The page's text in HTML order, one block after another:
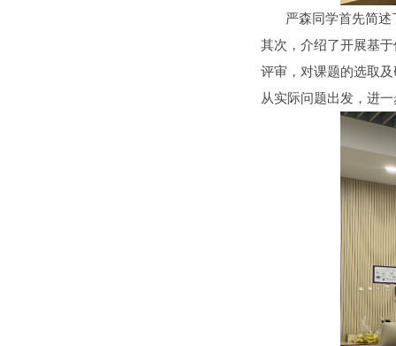
严森同学首先简述了
其次，介绍了开展基
评审，对课题的选取
从实际问题出发，进